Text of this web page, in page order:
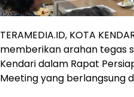
TERAMEDIA.ID, KOTA
memberikan arahan tegas
Kendari dalam Rapat
Meeting yang berlangsung